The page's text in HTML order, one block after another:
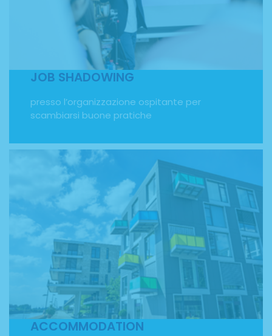
JOB SHADOWING
presso l’organizzazione ospitante per
scambiarsi buone pratiche
pratiche. Attraverso il Programma Erasmus Plus offriamo
al personale scolastico corsi di formazione per docenti
ed esperienze di job shadowing. Grazie all'interscambio
culturale, è possibile sperimentare metodologie
didattiche differenti e conoscere altri istituti scolastici
della comunità europea.
ACCOMMODATION
ACCOMMODATION
in appartamenti condivisi, hotel/residence, famiglie
ospitanti. Per il tuo soggiorno all'estero non dovrai
preoccuparti di cercare alloggio. FMTS Experience lo ha
già fatto per te. Potrai scegliere se soggiornare in
appartamenti condivisi, hotel o residence o fare
un'esperienza alla pari diventando ospite di una
famiglia del posto.